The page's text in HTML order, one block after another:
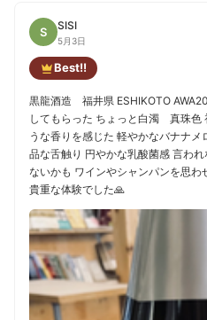
S SISI
5月3日
Best!!
黒龍酒造 福井県 ESHIKOTO
してもらった ちょっと白濁 真珠色
うな香りを感じた 軽やかなバナナ
品な舌触り 円やかな乳酸菌感 言わ
ないかも ワインやシャンパンを思
貴重な体験でした🙏